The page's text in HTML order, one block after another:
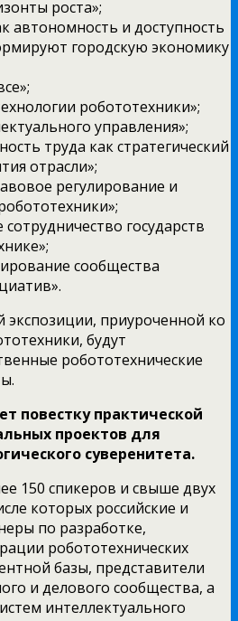
роста»;
автономность и доступность
городскую экономику
робототехники»;
управления»;
труда как стратегический
отрасли»;
регулирование и
государств
сообщества
экспозиции, приуроченной ко
будут
робототехнические
повестку практической
проектов для
суверенитета.
150 спикеров и свыше двух
которых российские и
по разработке,
робототехнических
базы, представители
и делового сообщества, а
интеллектуального